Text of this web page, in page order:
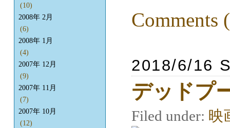
Comments
2018/6/16
デッドプ
Filed under: 映
(10)
2008年 2月
(6)
2008年 1月
(4)
2007年 12月
(9)
2007年 11月
(7)
2007年 10月
(12)